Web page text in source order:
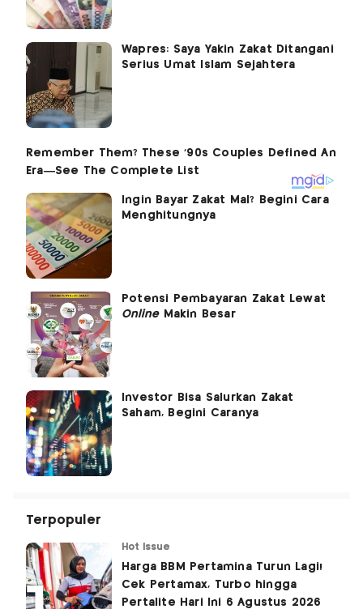
Wapres: Saya Yakin Zakat Ditangani
Serius Umat Islam Sejahtera
Ingin Bayar Zakat Mal? Begini Cara
Menghitungnya
Potensi Pembayaran Zakat Lewat
OnlineMakin Besar
Investor Bisa Salurkan Zakat
Saham, Begini Caranya
Terpopuler
Hot Issue
Harga BBM Pertamina Turun Lagi!
Cek Pertamax, Turbo hingga
Pertalite Hari Ini 6 Agustus 2026